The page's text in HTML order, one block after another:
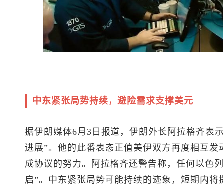
中东紧张局势持续，避险需求支撑美元
据伊朗媒体6月3日报道，伊朗外长阿拉格齐表
进展”。他的此番表态正值美伊双方再度相互
成协议的努力。阿拉格齐还警告称，任何以色
启”。中东紧张局势可能持续的迹象，短期内